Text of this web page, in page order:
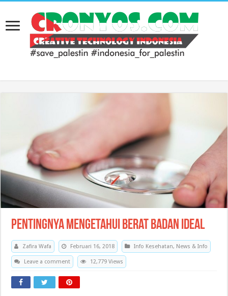
Pentingnya Mengetahui Berat Badan Ideal
Zafira Wafa Februari 16, 2018 Info Kesehatan, News & Info
Leave a comment 12,779 Views